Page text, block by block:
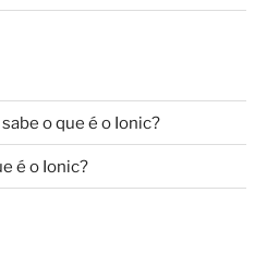
o que é o Ionic?
é o Ionic?